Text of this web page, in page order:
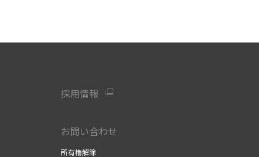
採用情報
お問い合わせ
所有権解除